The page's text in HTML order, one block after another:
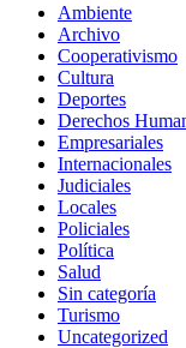
Ambiente
Archivo
Cooperativismo
Cultura
Deportes
Derechos
Empresariales
Internacionales
Judiciales
Locales
Policiales
Política
Salud
Sin categoría
Turismo
Uncategorized